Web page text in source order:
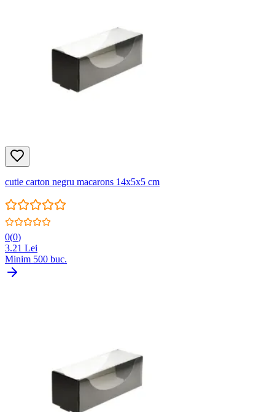
cutie carton negru macarons 14x5x5 cm
0(0)
3.21 Lei
Minim 500 buc.